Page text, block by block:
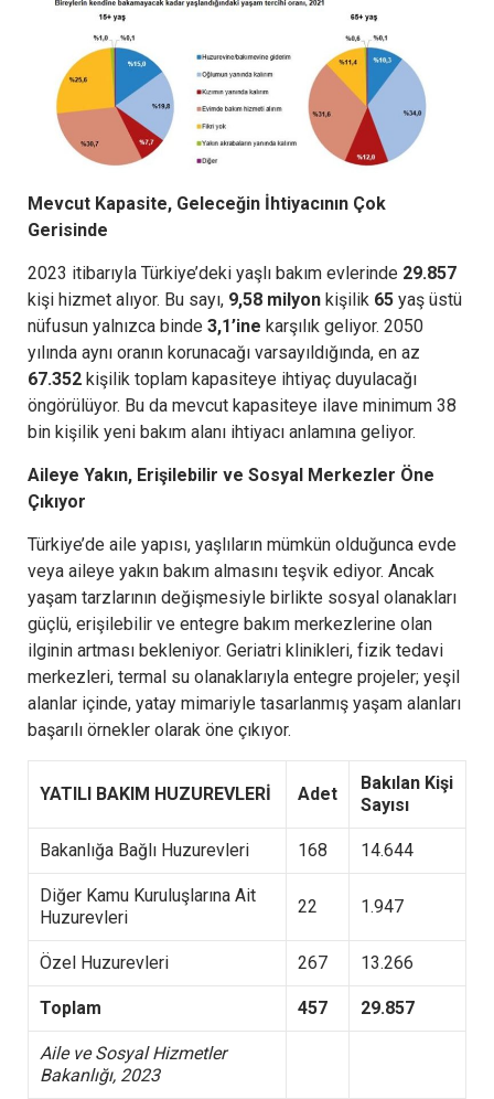
Mevcut Kapasite, Geleceğin İhtiyacının Çok
Gerisinde
2023 itibarıyla Türkiye’deki yaşlı bakım evlerinde 29.857
kişi hizmet alıyor. Bu sayı, 9,58 milyon kişilik 65 yaş üstü
nüfusun yalnızca binde 3,1’ine karşılık geliyor. 2050
yılında aynı oranın korunacağı varsayıldığında, en az
67.352 kişilik toplam kapasiteye ihtiyaç duyulacağı
öngörülüyor. Bu da mevcut kapasiteye ilave minimum 38
bin kişilik yeni bakım alanı ihtiyacı anlamına geliyor.
Aileye Yakın, Erişilebilir ve Sosyal Merkezler Öne
Çıkıyor
Türkiye’de aile yapısı, yaşlıların mümkün olduğunca evde
veya aileye yakın bakım almasını teşvik ediyor. Ancak
yaşam tarzlarının değişmesiyle birlikte sosyal olanakları
güçlü, erişilebilir ve entegre bakım merkezlerine olan
ilginin artması bekleniyor. Geriatri klinikleri, fizik tedavi
merkezleri, termal su olanaklarıyla entegre projeler; yeşil
alanlar içinde, yatay mimariyle tasarlanmış yaşam alanları
başarılı örnekler olarak öne çıkıyor.
YATILI BAKIM HUZUREVLERİ Adet
Bakılan Kişi
Sayısı
Bakanlığa Bağlı Huzurevleri 168 14.644
Diğer Kamu Kuruluşlarına Ait
Huzurevleri
22 1.947
Özel Huzurevleri 267 13.266
Toplam 457 29.857
Aile ve Sosyal Hizmetler
Bakanlığı, 2023